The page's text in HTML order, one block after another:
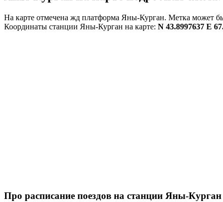
На карте отмечена жд платформа Яны-Курган. Метка может
Координаты станции Яны-Курган на карте: N 43.8997637 E
Про расписание поездов на станции Яны-Курган